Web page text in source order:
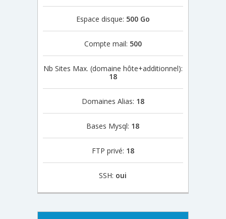
Espace disque: 500 Go
Compte mail: 500
Nb Sites Max. (domaine hôte+additionnel):
18
Domaines Alias: 18
Bases Mysql: 18
FTP privé: 18
SSH: oui